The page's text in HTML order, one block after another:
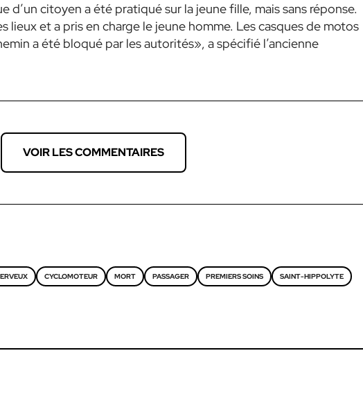
d’un citoyen a été pratiqué sur la jeune fille, mais sans réponse.
lieux et a pris en charge le jeune homme. Les casques de motos
a été bloqué par les autorités», a spécifié l’ancienne
VOIR LES COMMENTAIRES
CYCLOMOTEUR MORT PASSAGER PREMIERS SOINS SAINT-HIPPOLYTE